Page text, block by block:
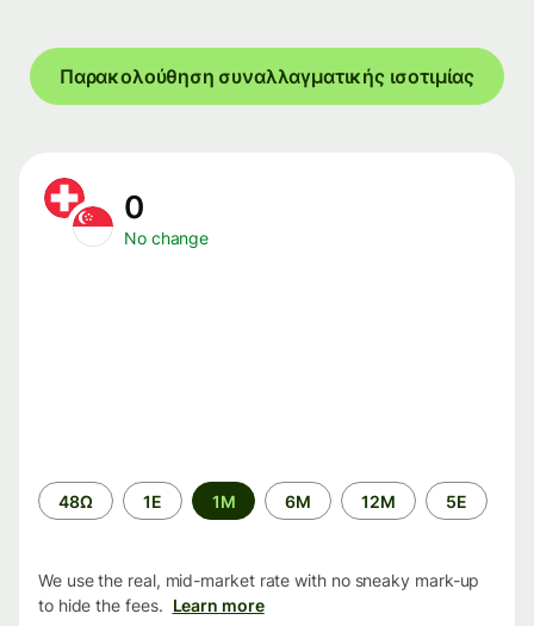
Παρακολούθηση συναλλαγματικής ισοτιμίας
0
No change
Time
period
48Ω 1Ε 1M 6M 12M 5Ε
We use the real, mid-market rate with no sneaky mark-up
to hide the fees. Learn more